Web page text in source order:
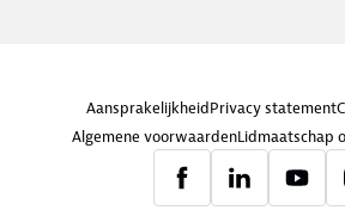
AansprakelijkheidPrivacy statement
Algemene voorwaardenLidmaatschap